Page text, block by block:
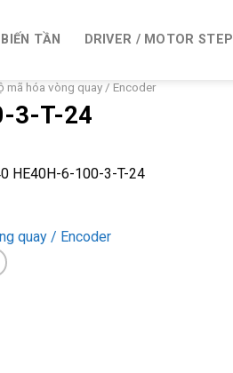
BIẾN TẦN DRIVER / MOTOR STEP
mã hóa vòng quay / Encoder
3-T-24
HE40H-6-100-3-T-24
quay / Encoder